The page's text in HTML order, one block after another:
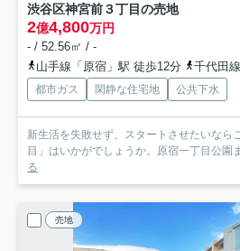
渋谷区神宮前３丁目の売地
2億4,800万円
- / 52.56㎡ / -
山手線「原宿」駅 徒歩12分
千代田
都市ガス 閑静な住宅地 公共下水
新生活を失敗せず、スタートさせたいなら
目」はいかがでしょうか。原宿一丁目公園
る
売地